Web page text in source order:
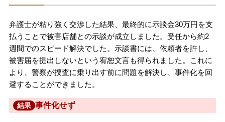
弁護士が粘り強く交渉した結果、最終的に示談金30万円を支
払うことで被害店舗との示談が成立しました。受任から約2
週間でのスピード解決でした。示談書には、依頼者を許し、
被害届を提出しないという宥恕文言も得られました。これに
より、警察が捜査に乗り出す前に問題を解決し、事件化を回
避することができました。
結果 事件化せず